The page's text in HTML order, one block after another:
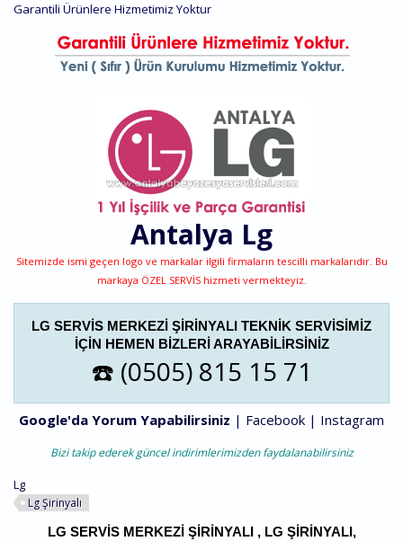
Garantili Ürünlere Hizmetimiz Yoktur
Antalya Lg
Sitemizde ismi geçen logo ve markalar ilgili firmaların tescilli markalarıdır. Bu
markaya ÖZEL SERVİS hizmeti vermekteyiz.
LG SERVIS MERKEZI ŞIRINYALI TEKNIK SERVISIMIZ
IÇIN HEMEN BIZLERI ARAYABILIRSINIZ
☎️ (0505) 815 15 71
Google'da Yorum Yapabilirsiniz | Facebook | Instagram
Bizi takip ederek güncel indirimlerimizden faydalanabilirsiniz
Lg
Lg Şirinyalı
LG SERVIS MERKEZI ŞIRINYALI , LG ŞIRINYALI,